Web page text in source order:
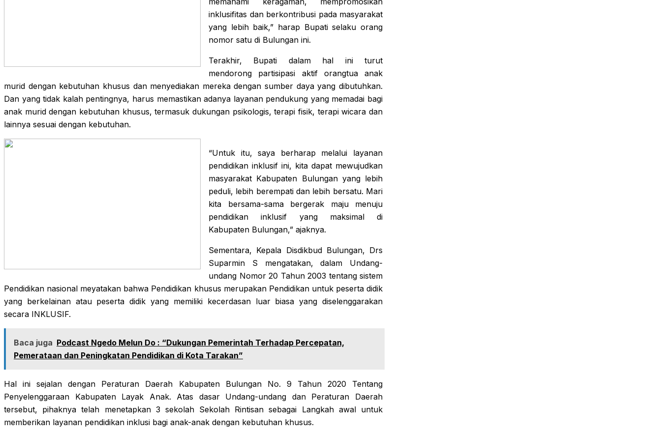
inklusifitas dan berkontribusi pada masyarakat
yang lebih baik,” harap Bupati selaku orang
nomor satu di Bulungan ini.
Terakhir, Bupati dalam hal ini turut
mendorong partisipasi aktif orangtua anak
murid dengan kebutuhan khusus dan menyediakan mereka dengan sumber daya yang dibutuhkan.
Dan yang tidak kalah pentingnya, harus memastikan adanya layanan pendukung yang memadai bagi
anak murid dengan kebutuhan khusus, termasuk dukungan psikologis, terapi fisik, terapi wicara dan
lainnya sesuai dengan kebutuhan.
“Untuk itu, saya berharap melalui layanan
pendidikan inklusif ini, kita dapat mewujudkan
masyarakat Kabupaten Bulungan yang lebih
peduli, lebih berempati dan lebih bersatu. Mari
kita bersama-sama bergerak maju menuju
pendidikan inklusif yang maksimal di
Kabupaten Bulungan,” ajaknya.
Sementara, Kepala Disdikbud Bulungan, Drs
Suparmin S mengatakan, dalam Undang-
undang Nomor 20 Tahun 2003 tentang sistem
Pendidikan nasional meyatakan bahwa Pendidikan khusus merupakan Pendidikan untuk peserta didik
yang berkelainan atau peserta didik yang memiliki kecerdasan luar biasa yang diselenggarakan
secara INKLUSIF.
Baca juga Podcast Ngedo Melun Do : “Dukungan Pemerintah Terhadap Percepatan,
Pemerataan dan Peningkatan Pendidikan di Kota Tarakan”
Hal ini sejalan dengan Peraturan Daerah Kabupaten Bulungan No. 9 Tahun 2020 Tentang
Penyelenggaraan Kabupaten Layak Anak. Atas dasar Undang-undang dan Peraturan Daerah
tersebut, pihaknya telah menetapkan 3 sekolah Sekolah Rintisan sebagai Langkah awal untuk
memberikan layanan pendidikan inklusi bagi anak-anak dengan kebutuhan khusus.